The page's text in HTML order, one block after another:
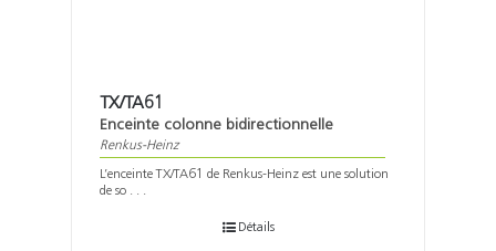
TX/TA61
Enceinte colonne bidirectionnelle
Renkus-Heinz
L’enceinte TX/TA61 de Renkus-Heinz est une solution
de so . . .
Détails